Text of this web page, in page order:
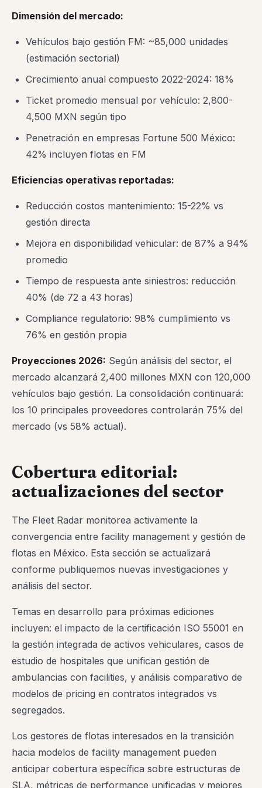
Dimensión del mercado:
Vehículos bajo gestión FM: ~85,000 unidades
(estimación sectorial)
Crecimiento anual compuesto 2022-2024: 18%
Ticket promedio mensual por vehículo: 2,800-
4,500 MXN según tipo
Penetración en empresas Fortune 500 México:
42% incluyen flotas en FM
Eficiencias operativas reportadas:
Reducción costos mantenimiento: 15-22% vs
gestión directa
Mejora en disponibilidad vehicular: de 87% a 94%
promedio
Tiempo de respuesta ante siniestros: reducción
40% (de 72 a 43 horas)
Compliance regulatorio: 98% cumplimiento vs
76% en gestión propia
Proyecciones 2026: Según análisis del sector, el
mercado alcanzará 2,400 millones MXN con 120,000
vehículos bajo gestión. La consolidación continuará:
los 10 principales proveedores controlarán 75% del
mercado (vs 58% actual).
Cobertura editorial:
actualizaciones del sector
The Fleet Radar monitorea activamente la
convergencia entre facility management y gestión de
flotas en México. Esta sección se actualizará
conforme publiquemos nuevas investigaciones y
análisis del sector.
Temas en desarrollo para próximas ediciones
incluyen: el impacto de la certificación ISO 55001 en
la gestión integrada de activos vehiculares, casos de
estudio de hospitales que unifican gestión de
ambulancias con facilities, y análisis comparativo de
modelos de pricing en contratos integrados vs
segregados.
Los gestores de flotas interesados en la transición
hacia modelos de facility management pueden
anticipar cobertura específica sobre estructuras de
SLA, métricas de performance unificadas y mejores